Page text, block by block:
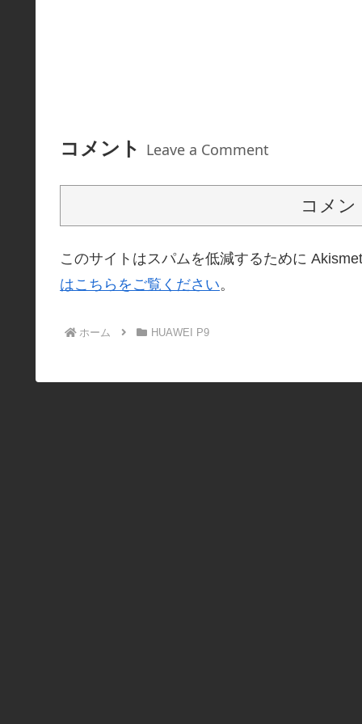
コメント Leave a Comment
コメン
このサイトはスパムを低減するために
はこちらをご覧ください。
ホーム HUAWEI P9